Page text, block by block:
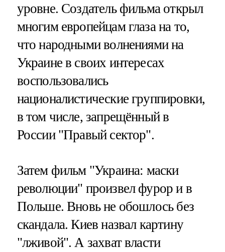
уровне. Создатель фильма открыл
многим европейцам глаза на то,
что народными волнениями на
Украине в своих интересах
воспользовались
националистические группировки,
в том числе, запрещённый в
России "Правый сектор".
Затем фильм "Украина: маски
революции" произвел фурор и в
Польше. Вновь не обошлось без
скандала. Киев назвал картину
"лживой". А захват власти